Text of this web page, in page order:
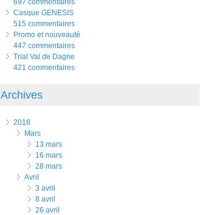
697 commentaires
Casque GENESIS
515 commentaires
Promo et nouveauté
447 commentaires
Trial Val de Dagne
421 commentaires
Archives
2018
mars
13 mars
16 mars
28 mars
avril
3 avril
8 avril
26 avril